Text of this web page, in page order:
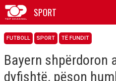
SPORT
FUTBOLL SPORT TË FUNDIT
Bayern shpërdoron
dyfishtë, pëson